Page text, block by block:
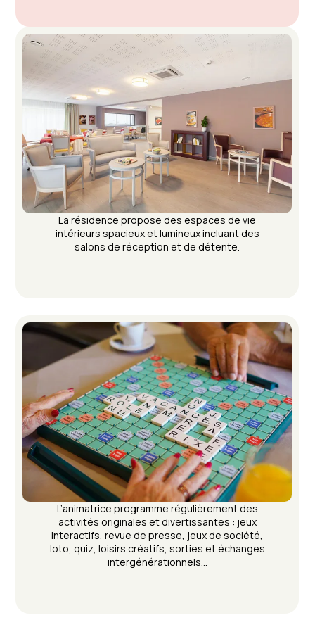
La résidence propose des espaces de vie
intérieurs spacieux et lumineux incluant des
salons de réception et de détente.
L’animatrice programme régulièrement des
activités originales et divertissantes : jeux
interactifs, revue de presse, jeux de société,
loto, quiz, loisirs créatifs, sorties et échanges
intergénérationnels...